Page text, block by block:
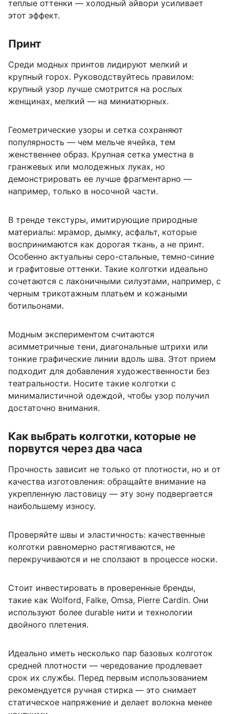
теплые оттенки — холодный айвори усиливает
этот эффект.
Принт
Среди модных принтов лидируют мелкий и
крупный горох. Руководствуйтесь правилом:
крупный узор лучше смотрится на рослых
женщинах, мелкий — на миниатюрных.
Геометрические узоры и сетка сохраняют
популярность — чем мельче ячейка, тем
женственнее образ. Крупная сетка уместна в
гранжевых или молодежных луках, но
демонстрировать ее лучше фрагментарно —
например, только в носочной части.
В тренде текстуры, имитирующие природные
материалы: мрамор, дымку, асфальт, которые
воспринимаются как дорогая ткань, а не принт.
Особенно актуальны серо-стальные, темно-синие
и графитовые оттенки. Такие колготки идеально
сочетаются с лаконичными силуэтами, например, с
черным трикотажным платьем и кожаными
ботильонами.
Модным экспериментом считаются
асимметричные тени, диагональные штрихи или
тонкие графические линии вдоль шва. Этот прием
подходит для добавления художественности без
театральности. Носите такие колготки с
минималистичной одеждой, чтобы узор получил
достаточно внимания.
Как выбрать колготки, которые не
порвутся через два часа
Прочность зависит не только от плотности, но и от
качества изготовления: обращайте внимание на
укрепленную ластовицу — эту зону подвергается
наибольшему износу.
Проверяйте швы и эластичность: качественные
колготки равномерно растягиваются, не
перекручиваются и не сползают в процессе носки.
Стоит инвестировать в проверенные бренды,
такие как Wolford, Falke, Omsa, Pierre Cardin. Они
используют более durable нити и технологии
двойного плетения.
Идеально иметь несколько пар базовых колготок
средней плотности — чередование продлевает
срок их службы. Перед первым использованием
рекомендуется ручная стирка — это снимает
статическое напряжение и делает волокна менее